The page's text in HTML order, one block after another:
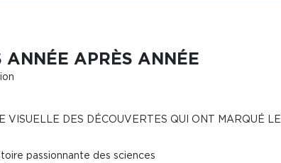
ANNÉE APRÈS ANNÉE
VISUELLE DES DÉCOUVERTES QUI ONT MARQUÉ LE
passionnante des sciences